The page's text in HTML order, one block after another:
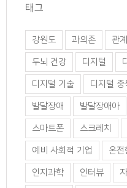
태그
강원도 과의존 관계
두뇌 건강 디지털
디지털 기술 디지털 중
발달장애 발달장애아
스마트폰 스크레치
예비 사회적 기업 온전
인지과학 인터뷰